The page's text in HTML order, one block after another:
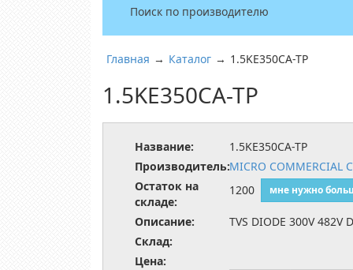
Поиск по производителю
Главная → Каталог → 1.5KE350CA-TP
1.5KE350CA-TP
Название:
1.5KE350CA-TP
Производитель:MICRO COMMERCIAL
Остаток на
складе:
1200 мне нужно
Описание:
TVS DIODE 300V 482V
Склад:
Цена: